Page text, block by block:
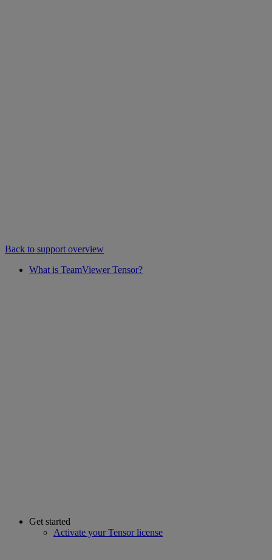
Back to support overview
What is TeamViewer Tensor?
Get started
Activate your Tensor license